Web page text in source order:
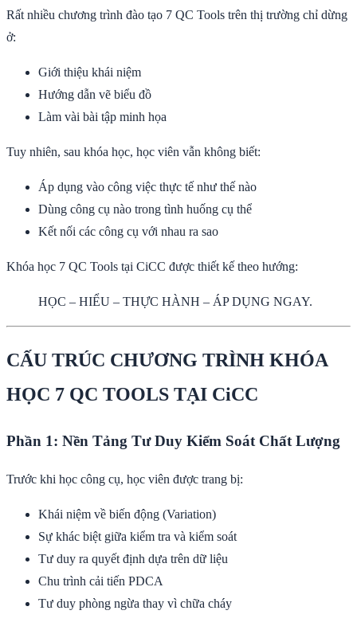
Rất nhiều chương trình đào tạo 7 QC Tools trên thị trường chỉ dừng
ở:
Giới thiệu khái niệm
Hướng dẫn vẽ biểu đồ
Làm vài bài tập minh họa
Tuy nhiên, sau khóa học, học viên vẫn không biết:
Áp dụng vào công việc thực tế như thế nào
Dùng công cụ nào trong tình huống cụ thể
Kết nối các công cụ với nhau ra sao
Khóa học 7 QC Tools tại CiCC được thiết kế theo hướng:
HỌC – HIỂU – THỰC HÀNH – ÁP DỤNG NGAY.
CẤU TRÚC CHƯƠNG TRÌNH KHÓA
HỌC 7 QC TOOLS TẠI CiCC
Phần 1: Nền Tảng Tư Duy Kiểm Soát Chất Lượng
Trước khi học công cụ, học viên được trang bị:
Khái niệm về biến động (Variation)
Sự khác biệt giữa kiểm tra và kiểm soát
Tư duy ra quyết định dựa trên dữ liệu
Chu trình cải tiến PDCA
Tư duy phòng ngừa thay vì chữa cháy